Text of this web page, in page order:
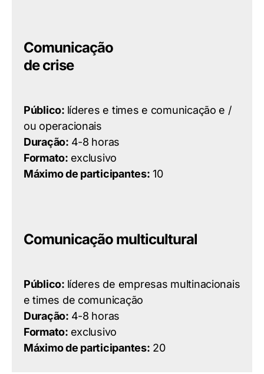
Comunicação
de crise
Público: líderes e times e comunicação e /
ou operacionais
Duração: 4-8 horas
Formato: exclusivo
Máximo de participantes: 10
Comunicação multicultural
Público: líderes de empresas multinacionais
e times de comunicação
Duração: 4-8 horas
Formato: exclusivo
Máximo de participantes: 20